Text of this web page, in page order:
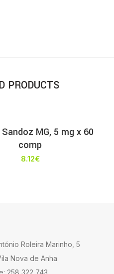
PRODUCTS
MG, 5 mg x 60
comp
8.12€
Roleira Marinho, 5
Nova de Anha
258 322 743